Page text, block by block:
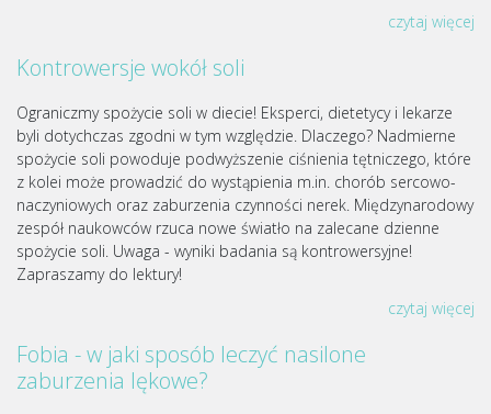
czytaj więcej
Kontrowersje wokół soli
Ograniczmy spożycie soli w diecie! Eksperci, dietetycy i lekarze
byli dotychczas zgodni w tym względzie. Dlaczego? Nadmierne
spożycie soli powoduje podwyższenie ciśnienia tętniczego, które
z kolei może prowadzić do wystąpienia m.in. chorób sercowo-
naczyniowych oraz zaburzenia czynności nerek. Międzynarodowy
zespół naukowców rzuca nowe światło na zalecane dzienne
spożycie soli. Uwaga - wyniki badania są kontrowersyjne!
Zapraszamy do lektury!
czytaj więcej
Fobia - w jaki sposób leczyć nasilone
zaburzenia lękowe?